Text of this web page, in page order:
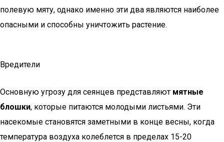
полевую мяту, однако именно эти два являются наиболее
опасными и способны уничтожить растение.
Вредители
Основную угрозу для сеянцев представляют мятные
блошки, которые питаются молодыми листьями. Эти
насекомые становятся заметными в конце весны, когда
температура воздуха колеблется в пределах 15-20